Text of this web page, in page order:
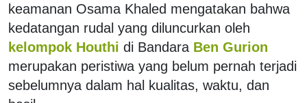
keamanan Osama Khaled mengatakan bahwa
kedatangan rudal yang diluncurkan oleh
kelompok Houthi di Bandara Ben Gurion
merupakan peristiwa yang belum pernah terjadi
sebelumnya dalam hal kualitas, waktu, dan